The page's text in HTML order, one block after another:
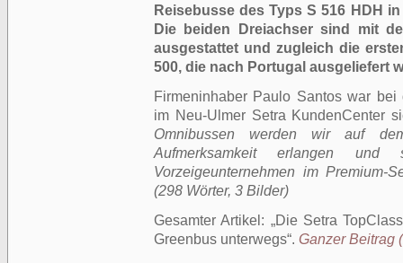
Reisebusse des Typs S 516 HDH
Die beiden Dreiachser sind mit
ausgestattet und zugleich die
500, die nach Portugal ausgeliefert
Firmeninhaber Paulo Santos war
im Neu-Ulmer Setra KundenCenter
Omnibussen werden wir auf
Aufmerksamkeit erlangen
Vorzeigeunternehmen im Premium-
(298 Wörter, 3 Bilder)
Gesamter Artikel:
Die Setra
Greenbus unterwegs . Ganzer Beitrag